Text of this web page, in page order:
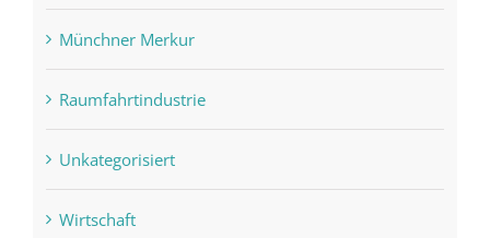
Münchner Merkur
Raumfahrtindustrie
Unkategorisiert
Wirtschaft